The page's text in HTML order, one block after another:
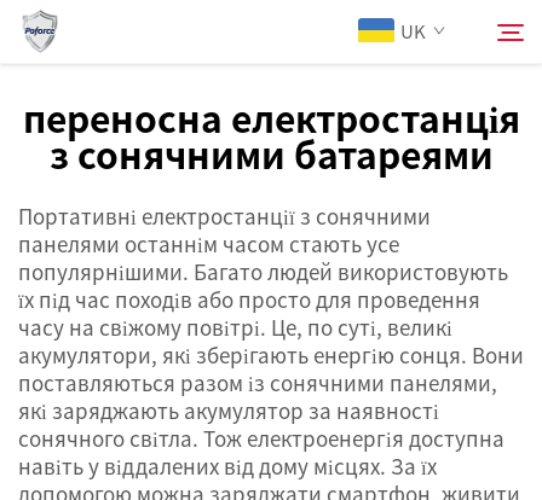
UK
Про компанію
Продукти
Послуги
Новини
Зв'яжіться з нами
Пошук
переносна електростанція
з сонячними батареями
Портативні електростанції з сонячними
панелями останнім часом стають усе
популярнішими. Багато людей використовують
їх під час походів або просто для проведення
часу на свіжому повітрі. Це, по суті, великі
акумулятори, які зберігають енергію сонця. Вони
поставляються разом із сонячними панелями,
які заряджають акумулятор за наявності
сонячного світла. Тож електроенергія доступна
навіть у віддалених від дому місцях. За їх
допомогою можна заряджати смартфон, живити